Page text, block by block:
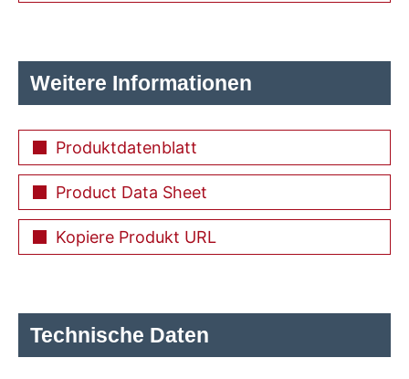
Weitere Informationen
Produktdatenblatt
Product Data Sheet
Kopiere Produkt URL
Technische Daten